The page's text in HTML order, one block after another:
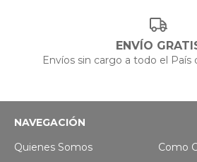
ENVÍO
Envíos sin cargo a todo el País
NAVEGACIÓN
Quienes Somos
Como